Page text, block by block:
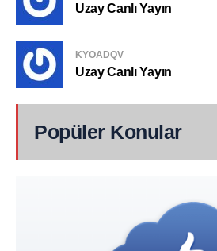
Uzay Canlı Yayın
KYOADQV
Uzay Canlı Yayın
Popüler Konular